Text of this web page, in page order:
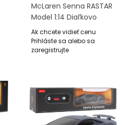
McLaren Senna RASTAR
Model 1:14 Diaľkovo
Ovládané Auto +
Ovládač 2,4 GHz
Ak chcete vidieť cenu
Prihláste sa alebo sa
zaregistrujte